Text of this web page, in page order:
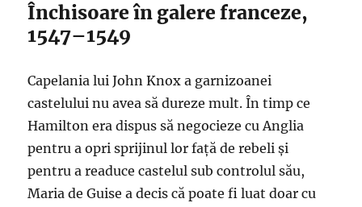
Închisoare în galere franceze,
1547–1549
Capelania lui John Knox a garnizoanei
castelului nu avea să dureze mult. În timp ce
Hamilton era dispus să negocieze cu Anglia
pentru a opri sprijinul lor față de rebeli și
pentru a readuce castelul sub controlul său,
Maria de Guise a decis că poate fi luat doar cu